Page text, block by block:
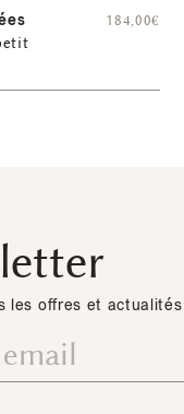
184,00€
les offres et